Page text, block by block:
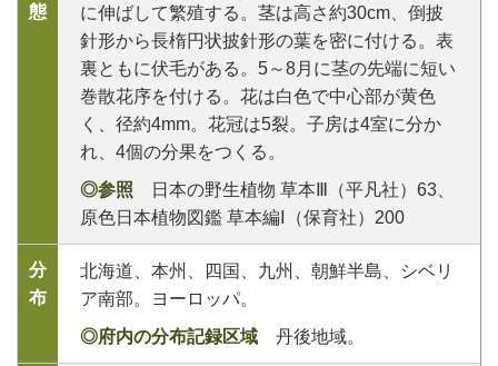
態
に伸ばして繁殖する。茎は高さ約30cm、倒披
針形から長楕円状披針形の葉を密に付ける。表
裏ともに伏毛がある。5～8月に茎の先端に短い
巻散花序を付ける。花は白色で中心部が黄色
く、径約4mm。花冠は5裂。子房は4室に分か
れ、4個の分果をつくる。
◎参照 日本の野生植物 草本Ⅲ（平凡社）63、
原色日本植物図鑑 草本編Ⅰ（保育社）200
分
布
北海道、本州、四国、九州、朝鮮半島、シベリ
ア南部。ヨーロッパ。
◎府内の分布記録区域 丹後地域。